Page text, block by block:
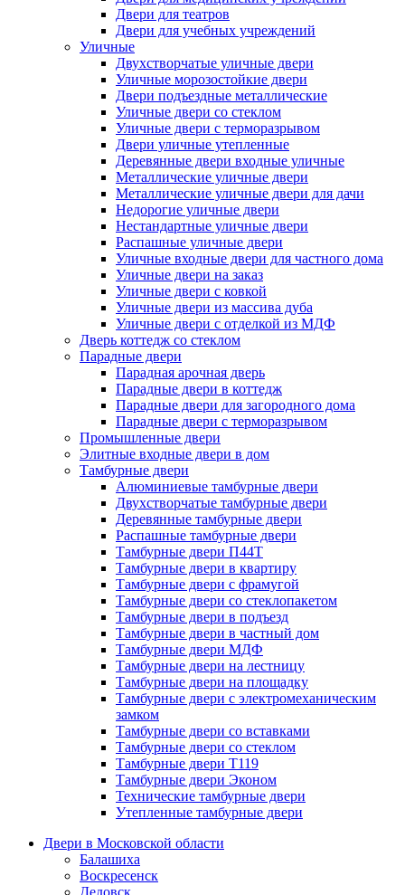
Двери для театров
Двери для учебных учреждений
Уличные
Двухстворчатые уличные двери
Уличные морозостойкие двери
Двери подъездные металлические
Уличные двери со стеклом
Уличные двери с терморазрывом
Двери уличные утепленные
Деревянные двери входные уличные
Металлические уличные двери
Металлические уличные двери для дачи
Недорогие уличные двери
Нестандартные уличные двери
Распашные уличные двери
Уличные входные двери для частного дома
Уличные двери на заказ
Уличные двери с ковкой
Уличные двери из массива дуба
Уличные двери с отделкой из МДФ
Дверь коттедж со стеклом
Парадные двери
Парадная арочная дверь
Парадные двери в коттедж
Парадные двери для загородного дома
Парадные двери с терморазрывом
Промышленные двери
Элитные входные двери в дом
Тамбурные двери
Алюминиевые тамбурные двери
Двухстворчатые тамбурные двери
Деревянные тамбурные двери
Распашные тамбурные двери
Тамбурные двери П44Т
Тамбурные двери в квартиру
Тамбурные двери с фрамугой
Тамбурные двери со стеклопакетом
Тамбурные двери в подъезд
Тамбурные двери в частный дом
Тамбурные двери МДФ
Тамбурные двери на лестницу
Тамбурные двери на площадку
Тамбурные двери с электромеханическим
замком
Тамбурные двери со вставками
Тамбурные двери со стеклом
Тамбурные двери Т119
Тамбурные двери Эконом
Технические тамбурные двери
Утепленные тамбурные двери
Двери в Московской области
Балашиха
Воскресенск
Дедовск